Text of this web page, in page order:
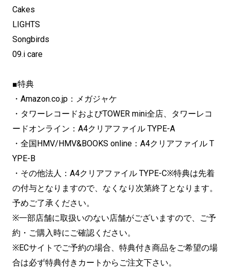
Cakes
LIGHTS
Songbirds
09.i care
■特典
・Amazon.co.jp：メガジャケ
・タワーレコードおよびTOWER mini全店、タワーレコ
ードオンライン：A4クリアファイル TYPE-A
・全国HMV/HMV&BOOKS online：A4クリアファイル T
YPE-B
・その他法人：A4クリアファイル TYPE-C※特典は先着
の付与となりますので、なくなり次第終了となります。
予めご了承ください。
※一部店舗に取扱いのない店舗がございますので、ご予
約・ご購入時にご確認ください。
※ECサイトでご予約の場合、特典付き商品をご希望の場
合は必ず特典付きカートからご注文下さい。